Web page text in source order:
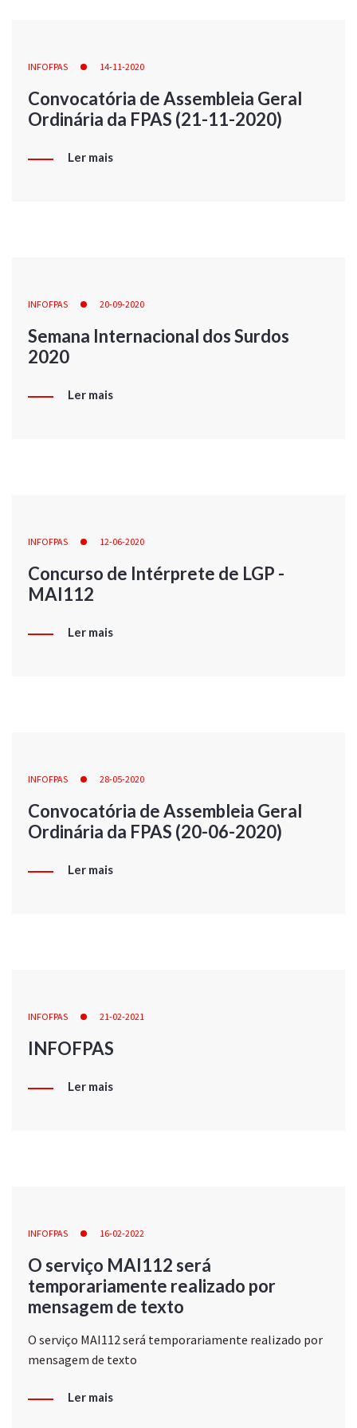
INFOFPAS 14-11-2020
Convocatória de Assembleia Geral
Ordinária da FPAS (21-11-2020)
Ler mais
INFOFPAS 20-09-2020
Semana Internacional dos Surdos
2020
Ler mais
INFOFPAS 12-06-2020
Concurso de Intérprete de LGP -
MAI112
Ler mais
INFOFPAS 28-05-2020
Convocatória de Assembleia Geral
Ordinária da FPAS (20-06-2020)
Ler mais
INFOFPAS 21-02-2021
INFOFPAS
Ler mais
INFOFPAS 16-02-2022
O serviço MAI112 será
temporariamente realizado por
mensagem de texto
O serviço MAI112 será temporariamente realizado por
mensagem de texto
Ler mais